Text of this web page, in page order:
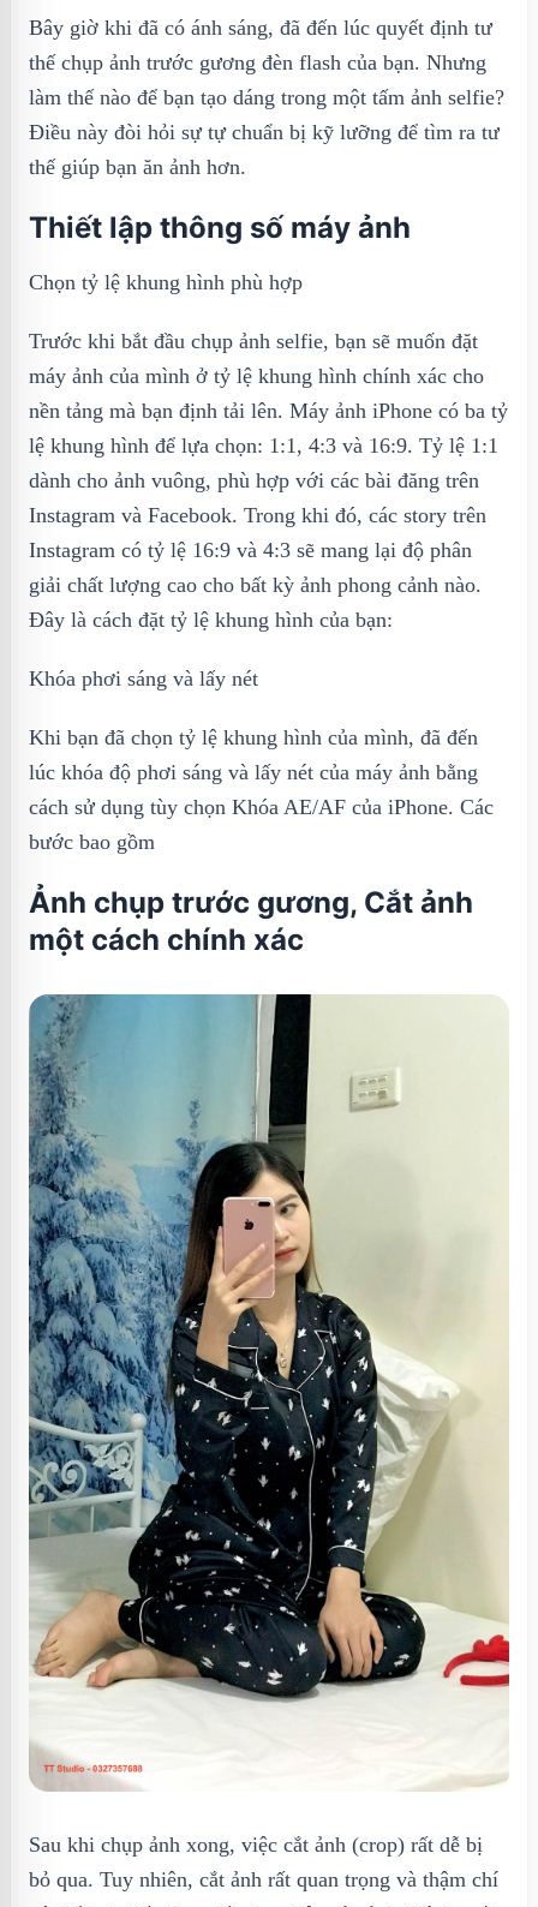
Bây giờ khi đã có ánh sáng, đã đến lúc quyết định tư
thế chụp ảnh trước gương đèn flash của bạn. Nhưng
làm thế nào để bạn tạo dáng trong một tấm ảnh selfie?
Điều này đòi hỏi sự tự chuẩn bị kỹ lưỡng để tìm ra tư
thế giúp bạn ăn ảnh hơn.
Thiết lập thông số máy ảnh
Chọn tỷ lệ khung hình phù hợp
Trước khi bắt đầu chụp ảnh selfie, bạn sẽ muốn đặt
máy ảnh của mình ở tỷ lệ khung hình chính xác cho
nền tảng mà bạn định tải lên. Máy ảnh iPhone có ba tỷ
lệ khung hình để lựa chọn: 1:1, 4:3 và 16:9. Tỷ lệ 1:1
dành cho ảnh vuông, phù hợp với các bài đăng trên
Instagram và Facebook. Trong khi đó, các story trên
Instagram có tỷ lệ 16:9 và 4:3 sẽ mang lại độ phân
giải chất lượng cao cho bất kỳ ảnh phong cảnh nào.
Đây là cách đặt tỷ lệ khung hình của bạn:
Khóa phơi sáng và lấy nét
Khi bạn đã chọn tỷ lệ khung hình của mình, đã đến
lúc khóa độ phơi sáng và lấy nét của máy ảnh bằng
cách sử dụng tùy chọn Khóa AE/AF của iPhone. Các
bước bao gồm
Ảnh chụp trước gương, Cắt ảnh
một cách chính xác
Sau khi chụp ảnh xong, việc cắt ảnh (crop) rất dễ bị
bỏ qua. Tuy nhiên, cắt ảnh rất quan trọng và thậm chí